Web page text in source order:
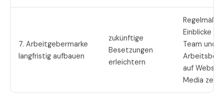
7. Arbeitgebermarke
langfristig aufbauen
zukünftige
Besetzungen
erleichtern
Einblicke in
Team und
auf
Media